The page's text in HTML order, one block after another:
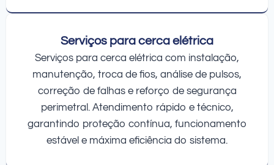
Serviços para cerca elétrica
Serviços para cerca elétrica com instalação,
manutenção, troca de fios, análise de pulsos,
correção de falhas e reforço de segurança
perimetral. Atendimento rápido e técnico,
garantindo proteção contínua, funcionamento
estável e máxima eficiência do sistema.